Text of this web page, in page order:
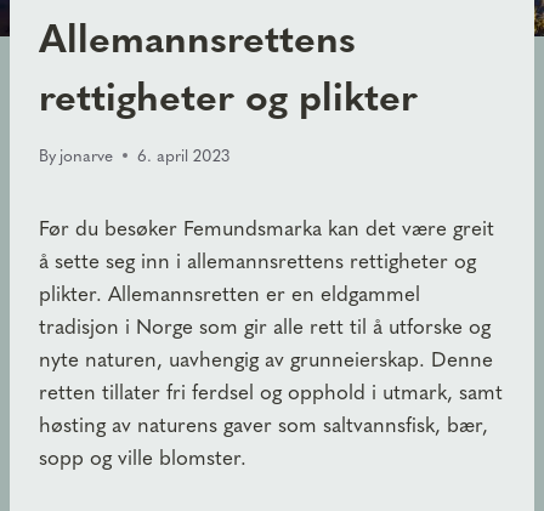
Allemannsrettens
rettigheter og plikter
By jonarve 6. april 2023
Før du besøker Femundsmarka kan det være greit
å sette seg inn i allemannsrettens rettigheter og
plikter. Allemannsretten er en eldgammel
tradisjon i Norge som gir alle rett til å utforske og
nyte naturen, uavhengig av grunneierskap. Denne
retten tillater fri ferdsel og opphold i utmark, samt
høsting av naturens gaver som saltvannsfisk, bær,
sopp og ville blomster.